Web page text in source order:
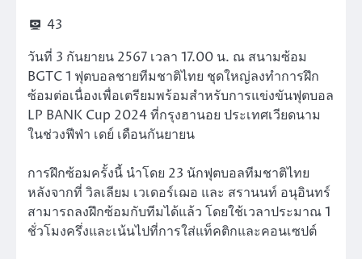
43
วันที่ 3 กันยายน 2567 เวลา 17.00 น. ณ สนามซ้อม
BGTC 1 ฟุตบอลชายทีมชาติไทย ชุดใหญ่ลงทำการฝึก
ซ้อมต่อเนื่องเพื่อเตรียมพร้อมสำหรับการแข่งขันฟุตบอล
LP BANK Cup 2024 ที่กรุงฮานอย ประเทศเวียดนาม
ในช่วงฟีฟ่า เดย์ เดือนกันยายน
การฝึกซ้อมครั้งนี้ นำโดย 23 นักฟุตบอลทีมชาติไทย
หลังจากที่ วิลเลียม เวเดอร์เฌอ และ สรานนท์ อนุอินทร์
สามารถลงฝึกซ้อมกับทีมได้แล้ว โดยใช้เวลาประมาณ 1
ชั่วโมงครึ่งและเน้นไปที่การใส่แท็คติกและคอนเซปต์